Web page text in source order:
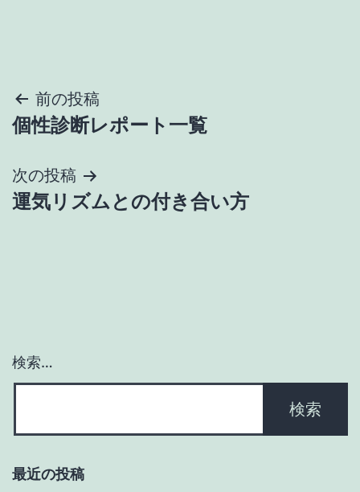
投
稿
ナ
ビ
ョ
前の投稿
個性診断レポート一覧
次の投稿
運気リズムとの付き合い方
検索…
最近の投稿